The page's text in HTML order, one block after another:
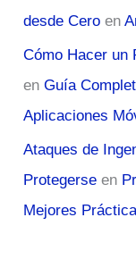
desde Cero en
Cómo Hacer un
enGuía
Aplicaciones
Ataques de
Protegerse en
Mejores